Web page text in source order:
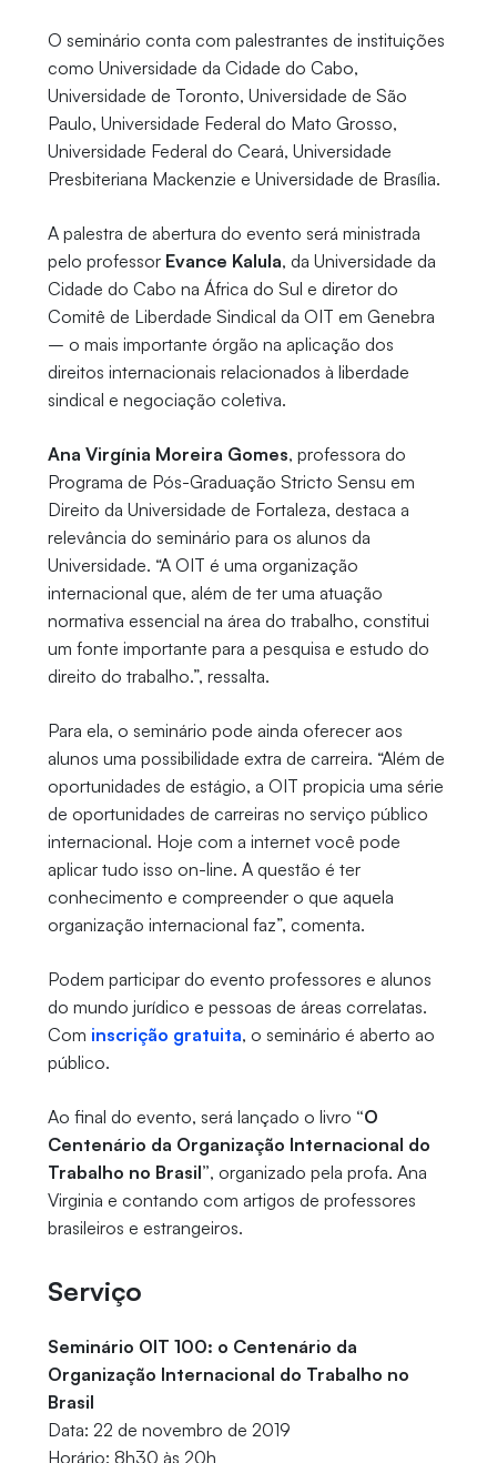
O seminário conta com palestrantes de instituições
como Universidade da Cidade do Cabo,
Universidade de Toronto, Universidade de São
Paulo, Universidade Federal do Mato Grosso,
Universidade Federal do Ceará, Universidade
Presbiteriana Mackenzie e Universidade de Brasília.
A palestra de abertura do evento será ministrada
pelo professor Evance Kalula, da Universidade da
Cidade do Cabo na África do Sul e diretor do
Comitê de Liberdade Sindical da OIT em Genebra
– o mais importante órgão na aplicação dos
direitos internacionais relacionados à liberdade
sindical e negociação coletiva.
Ana Virgínia Moreira Gomes, professora do
Programa de Pós-Graduação Stricto Sensu em
Direito da Universidade de Fortaleza, destaca a
relevância do seminário para os alunos da
Universidade. “A OIT é uma organização
internacional que, além de ter uma atuação
normativa essencial na área do trabalho, constitui
um fonte importante para a pesquisa e estudo do
direito do trabalho.”, ressalta.
Para ela, o seminário pode ainda oferecer aos
alunos uma possibilidade extra de carreira. “Além de
oportunidades de estágio, a OIT propicia uma série
de oportunidades de carreiras no serviço público
internacional. Hoje com a internet você pode
aplicar tudo isso on-line. A questão é ter
conhecimento e compreender o que aquela
organização internacional faz”, comenta.
Podem participar do evento professores e alunos
do mundo jurídico e pessoas de áreas correlatas.
Com inscrição gratuita, o seminário é aberto ao
público.
Ao final do evento, será lançado o livro “O
Centenário da Organização Internacional do
Trabalho no Brasil”, organizado pela profa. Ana
Virginia e contando com artigos de professores
brasileiros e estrangeiros.
Serviço
Seminário OIT 100: o Centenário da
Organização Internacional do Trabalho no
Brasil
Data: 22 de novembro de 2019
Horário: 8h30 às 20h